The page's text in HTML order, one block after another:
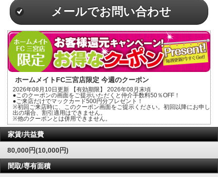
メールでお問い合わせ
ホームメイトFC三宮店限定 今週のクーポン
2026年08月10日更新 【有効期限】 2026年08月末頃
●このクーポンの画面をご提示いただくと仲介手数料50％OFF！
●ご来店だけでマックカード500円分プレゼント！
※初回ご来店時に、このクーポン画面をご提示ください。初回以降にお申し
出の場合、割引適用はできません。
※他のクーポンとは併用できません。
家賃/共益費
80,000円(10,000円)
間取/専有面積